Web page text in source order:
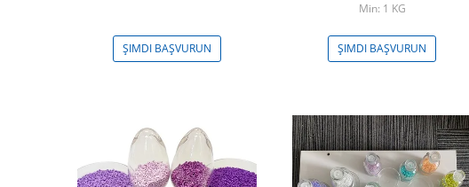
ŞIMDI BAŞVURUN
Min: 1 KG
ŞIMDI BAŞVURUN